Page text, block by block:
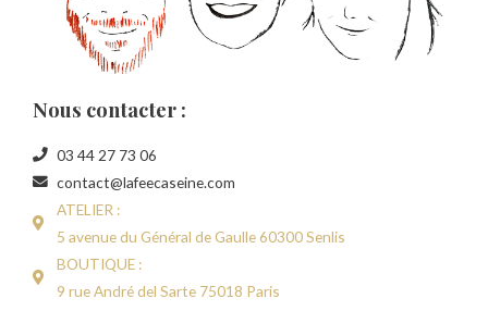
Nous contacter :
03 44 27 73 06
contact@lafeecaseine.com
ATELIER :
5 avenue du Général de Gaulle 60300 Senlis
BOUTIQUE :
9 rue André del Sarte 75018 Paris